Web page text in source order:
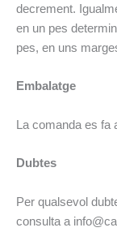
decrement.
en un pes
pes, en uns
Embalatge
La comanda es
Dubtes
Per qualsevol
consulta a